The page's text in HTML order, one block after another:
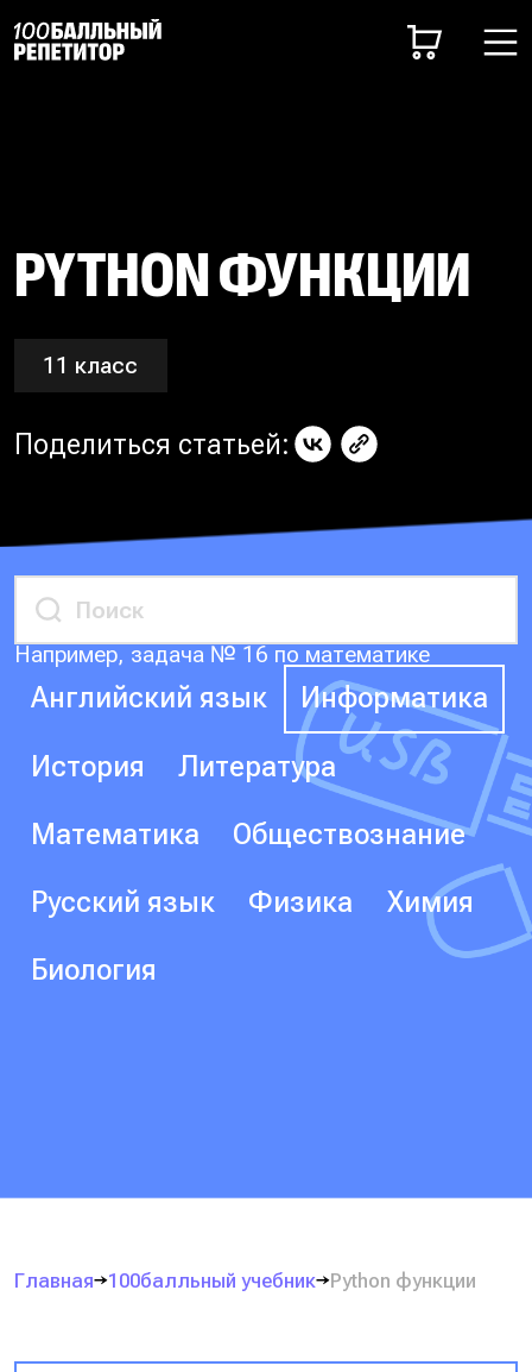
PYTHON ФУНКЦИИ
11 класс
Поделиться статьей:
Например, задача № 16 по математике
Английский язык Информатика
История Литература
Математика Обществознание
Русский язык Физика Химия
Биология
Главная 100балльный учебник Python функции